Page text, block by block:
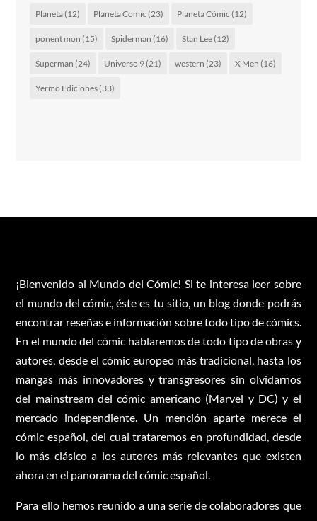
Planeta(12) Planeta Comic (23) Planeta Cómic (12)
ponent mon (15) Spiderman (16) Stan Lee(12)
Superman (24) Universo 9(21) western (23) X Men (16)
Yermo Ediciones(33)
¡Bienvenido al Mundo del Cómic! Si te interesa leer sobre
el mundo del cómic, éste es tu sitio, un blog donde podrás
encontrar reseñas e información sobre todo tipo de cómics.
En el mundo del cómic hablaremos de todo tipo de obras y
autores, desde el cómic europeo más tradicional, hasta los
mangas más innovadores y transgresores sin olvidarnos
del mainstream del cómic americano (Marvel y DC) y el
mercado independiente. Un mención aparte merece el
cómic español, del cual trataremos en profundidad, desde
lo más clásico a los autores más relevantes que existen
ahora en el panorama del cómic español.
Para ello hemos reunido a una serie de colaboradores que